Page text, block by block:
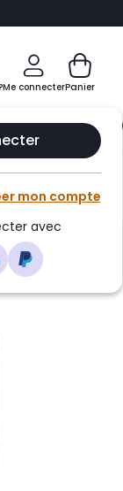
Me connecter
mon compte
avec
Panier